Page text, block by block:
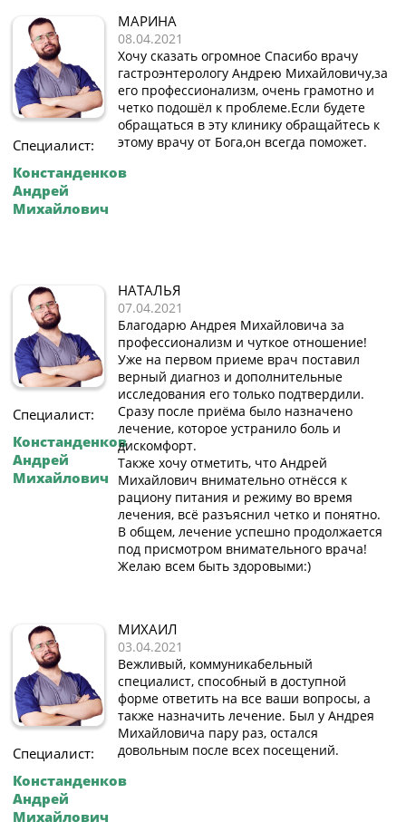
Специалист:
Констанденков
Андрей
Михайлович
МАРИНА
08.04.2021
Хочу сказать огромное Спасибо врачу
гастроэнтерологу Андрею Михайловичу,за
его профессионализм, очень грамотно и
четко подошёл к проблеме.Если будете
обращаться в эту клинику обращайтесь к
этому врачу от Бога,он всегда поможет.
Специалист:
Констанденков
Андрей
Михайлович
НАТАЛЬЯ
07.04.2021
Благодарю Андрея Михайловича за
профессионализм и чуткое отношение!
Уже на первом приеме врач поставил
верный диагноз и дополнительные
исследования его только подтвердили.
Сразу после приёма было назначено
лечение, которое устранило боль и
дискомфорт.
Также хочу отметить, что Андрей
Михайлович внимательно отнёсся к
рациону питания и режиму во время
лечения, всё разъяснил четко и понятно.
В общем, лечение успешно продолжается
под присмотром внимательного врача!
Желаю всем быть здоровыми:)
Специалист:
Констанденков
Андрей
Михайлович
МИХАИЛ
03.04.2021
Вежливый, коммуникабельный
специалист, способный в доступной
форме ответить на все ваши вопросы, а
также назначить лечение. Был у Андрея
Михайловича пару раз, остался
довольным после всех посещений.